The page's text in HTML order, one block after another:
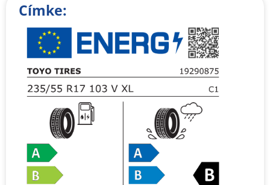
t
i
v
e
:
Címke: